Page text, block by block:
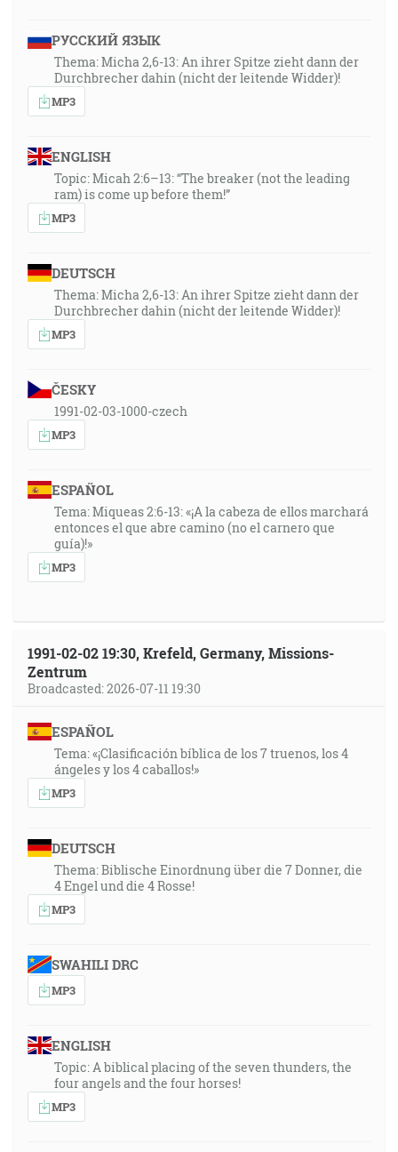
РУССКИЙ ЯЗЫК
Thema: Micha 2,6-13: An ihrer Spitze zieht dann der
Durchbrecher dahin (nicht der leitende Widder)!
MP3
ENGLISH
Topic: Micah 2:6–13: “The breaker (not the leading
ram) is come up before them!”
MP3
DEUTSCH
Thema: Micha 2,6-13: An ihrer Spitze zieht dann der
Durchbrecher dahin (nicht der leitende Widder)!
MP3
ČESKY
1991-02-03-1000-czech
MP3
ESPAÑOL
Tema: Miqueas 2:6-13: «¡A la cabeza de ellos marchará
entonces el que abre camino (no el carnero que
guía)!»
MP3
1991-02-02 19:30, Krefeld, Germany, Missions-
Zentrum
Broadcasted: 2026-07-11 19:30
ESPAÑOL
Tema: «¡Clasificación bíblica de los 7 truenos, los 4
ángeles y los 4 caballos!»
MP3
DEUTSCH
Thema: Biblische Einordnung über die 7 Donner, die
4 Engel und die 4 Rosse!
MP3
SWAHILI DRC
MP3
ENGLISH
Topic: A biblical placing of the seven thunders, the
four angels and the four horses!
MP3